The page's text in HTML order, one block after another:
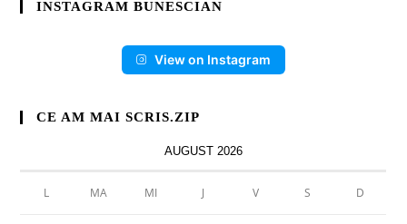
INSTAGRAM BUNESCIAN
View on Instagram
CE AM MAI SCRIS.ZIP
AUGUST 2026
L MA MI J V S D